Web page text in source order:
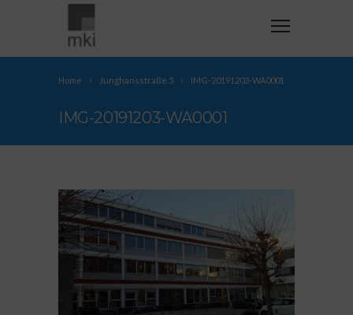
Home Junghansstraße 5 IMG-20191203-WA0001
IMG-20191203-WA0001